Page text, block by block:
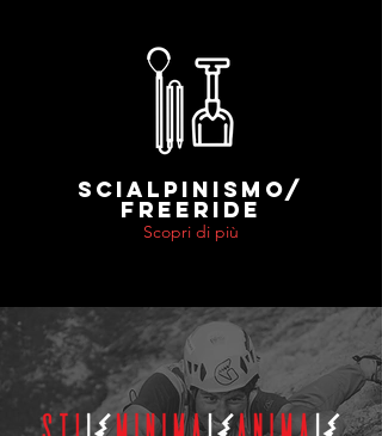
SCIALPINISMO/
FREERIDE
Scopri di più